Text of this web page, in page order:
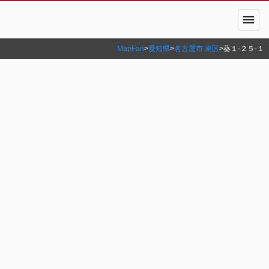
menu
MapFan>愛知県>名古屋市 東区>葵１‐２５‐１